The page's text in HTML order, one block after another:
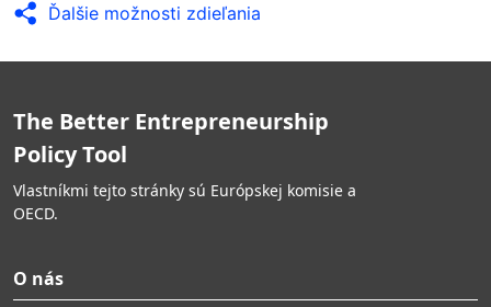
Ďalšie možnosti zdieľania
The Better Entrepreneurship
Policy Tool
Vlastníkmi tejto stránky sú Európskej komisie a
OECD.
O nás